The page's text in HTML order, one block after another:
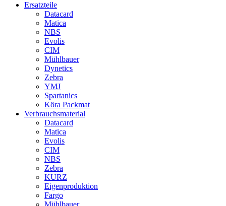
Ersatzteile
Datacard
Matica
NBS
Evolis
CIM
Mühlbauer
Dynetics
Zebra
YMJ
Spartanics
Köra Packmat
Verbrauchsmaterial
Datacard
Matica
Evolis
CIM
NBS
Zebra
KURZ
Eigenproduktion
Fargo
Mühlbauer